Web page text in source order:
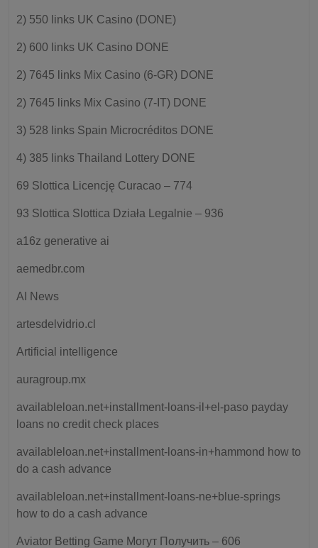
2) 550 links UK Casino (DONE)
2) 600 links UK Casino DONE
2) 7645 links Mix Casino (6-GR) DONE
2) 7645 links Mix Casino (7-IT) DONE
3) 528 links Spain Microcréditos DONE
4) 385 links Thailand Lottery DONE
69 Slottica Licencję Curacao – 774
93 Slottica Slottica Działa Legalnie – 936
a16z generative ai
aemedbr.com
AI News
artesdelvidrio.cl
Artificial intelligence
auragroup.mx
availableloan.net+installment-loans-il+el-paso payday
loans no credit check places
availableloan.net+installment-loans-in+hammond how to
do a cash advance
availableloan.net+installment-loans-ne+blue-springs
how to do a cash advance
Aviator Betting Game Могут Получить – 606